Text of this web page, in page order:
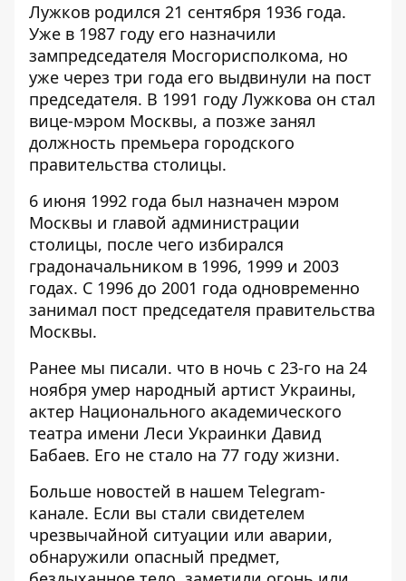
Лужков родился 21 сентября 1936 года.
Уже в 1987 году его назначили
зампредседателя Мосгорисполкома, но
уже через три года его выдвинули на пост
председателя. В 1991 году Лужкова он стал
вице-мэром Москвы, а позже занял
должность премьера городского
правительства столицы.
6 июня 1992 года был назначен мэром
Москвы и главой администрации
столицы, после чего избирался
градоначальником в 1996, 1999 и 2003
годах. С 1996 до 2001 года одновременно
занимал пост председателя правительства
Москвы.
Ранее мы писали. что в ночь с 23-го на 24
ноября умер народный артист Украины,
актер Национального академического
театра имени Леси Украинки Давид
Бабаев. Его не стало на 77 году жизни.
Больше новостей в нашем Telegram-
канале. Если вы стали свидетелем
чрезвычайной ситуации или аварии,
обнаружили опасный предмет,